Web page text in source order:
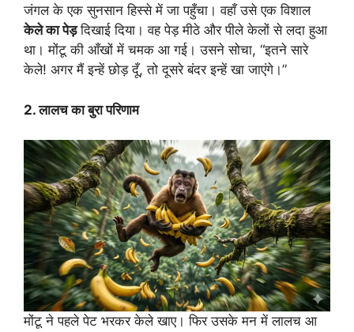
जंगल के एक सुनसान हिस्से में जा पहुँचा। वहाँ उसे एक विशाल
केले का पेड़दिखाई दिया। वह पेड़ मीठे और पीले केलों से लदा हुआ
था। मोंटू की आँखों में चमक आ गई। उसने सोचा, “इतने सारे
केले! अगर मैं इन्हें छोड़ दूँ, तो दूसरे बंदर इन्हें खा जाएंगे।”
2. लालच का बुरा परिणाम
मोंटू ने पहले पेट भरकर केले खाए। फिर उसके मन में लालच आ